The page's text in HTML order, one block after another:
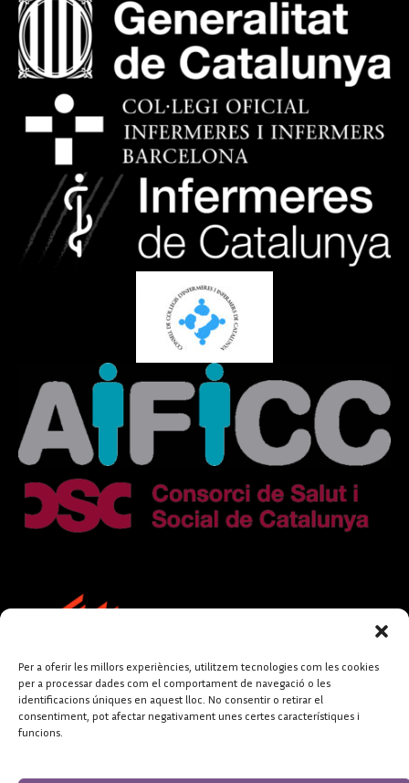
Per a oferir les millors experiències, utilitzem tecnologies com les cookies
per a processar dades com el comportament de navegació o les
identificacions úniques en aquest lloc. No consentir o retirar el
consentiment, pot afectar negativament unes certes característiques i
funcions.
FUNDACIÓ